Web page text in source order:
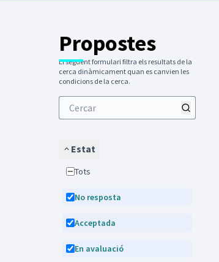
Propostes
El següent formulari filtra els resultats de la
cerca dinàmicament quan es canvien les
condicions de la cerca.
Estat
Tots
No resposta
Acceptada
En avaluació